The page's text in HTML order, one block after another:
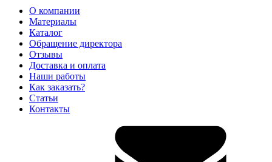
О компании
Материалы
Каталог
Обращение директора
Отзывы
Доставка и оплата
Наши работы
Как заказать?
Статьи
Контакты